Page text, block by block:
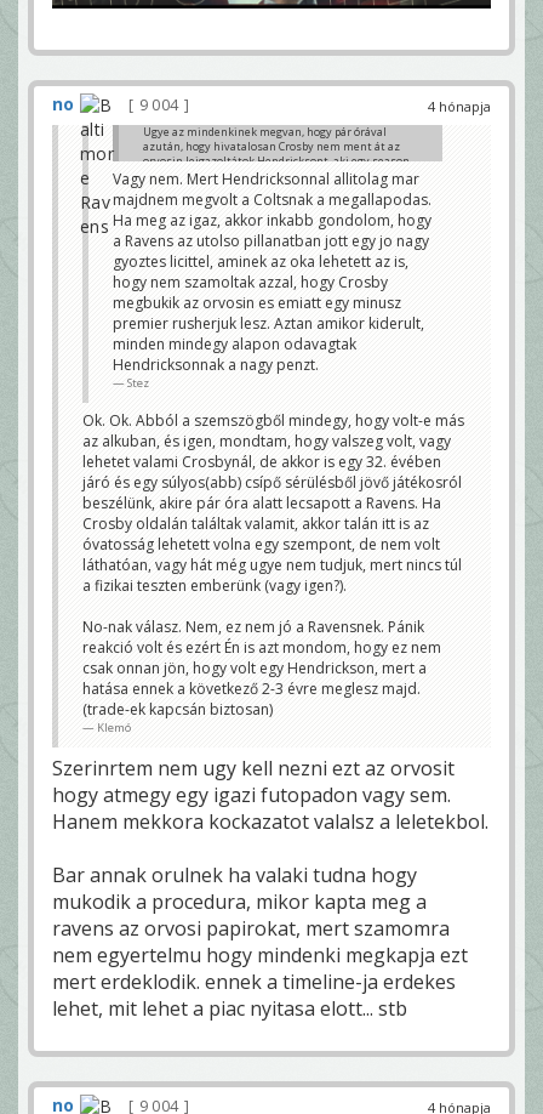
4 hónapja
no 9 004
Ugye az mindenkinek megvan, hogy pár órával
azután, hogy hivatalosan Crosby nem ment át az
orvosin leigazoltátok Hendricksont, aki egy season
ending csípő sérülésből jön ippeg. Vagyis azért ez a
tüzetes orvosi igény hogy-hogy nem nála, aki majd 4
évvel idősebb nem volt meg.....Ez azt sejteti, hogy
párhuzamosan ment a tárgyalás, magasan volt az
ár, majd rányomtatok a Crosby gombra, majd lement
az ár és rányomtatok az "out" gombra. De jönnek
majd az insiderek és majd úgy is mondják.
Mindezek mellett azért továbbra is azt gondolom,
hogy volt még azért valami, amit azért nem
tudtatok, de azt is gondolom, hogy ott volt a
Hendrickson szerződés is backup-nak, így könnyebb
volt azt mondani, hogy "sorry".
Klemó
Vagy nem. Mert Hendricksonnal allitolag mar
majdnem megvolt a Coltsnak a megallapodas.
Ha meg az igaz, akkor inkabb gondolom, hogy
a Ravens az utolso pillanatban jott egy jo nagy
gyoztes licittel, aminek az oka lehetett az is,
hogy nem szamoltak azzal, hogy Crosby
megbukik az orvosin es emiatt egy minusz
premier rusherjuk lesz. Aztan amikor kiderult,
minden mindegy alapon odavagtak
Hendricksonnak a nagy penzt.
Stez
Ok. Ok. Abból a szemszögből mindegy, hogy volt-e más
az alkuban, és igen, mondtam, hogy valszeg volt, vagy
lehetet valami Crosbynál, de akkor is egy 32. évében
járó és egy súlyos(abb) csípő sérülésből jövő játékosról
beszélünk, akire pár óra alatt lecsapott a Ravens. Ha
Crosby oldalán találtak valamit, akkor talán itt is az
óvatosság lehetett volna egy szempont, de nem volt
láthatóan, vagy hát még ugye nem tudjuk, mert nincs túl
a fizikai teszten emberünk (vagy igen?).
No-nak válasz. Nem, ez nem jó a Ravensnek. Pánik
reakció volt és ezért Én is azt mondom, hogy ez nem
csak onnan jön, hogy volt egy Hendrickson, mert a
hatása ennek a következő 2-3 évre meglesz majd.
(trade-ek kapcsán biztosan)
Klemó
Szerinrtem nem ugy kell nezni ezt az orvosit
hogy atmegy egy igazi futopadon vagy sem.
Hanem mekkora kockazatot valalsz a leletekbol.
Bar annak orulnek ha valaki tudna hogy
mukodik a procedura, mikor kapta meg a
ravens az orvosi papirokat, mert szamomra
nem egyertelmu hogy mindenki megkapja ezt
mert erdeklodik. ennek a timeline-ja erdekes
lehet, mit lehet a piac nyitasa elott... stb
4 hónapja
no 9 004